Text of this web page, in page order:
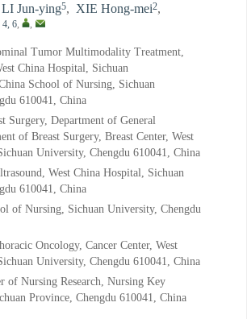
LI Jun-ying5, XIE Hong-mei2,
4, 6, ,
Tumor Multimodality Treatment,
China Hospital, Sichuan
School of Nursing, Sichuan
610041, China
Surgery, Department of General
of Breast Surgery, Breast Center, West
University, Chengdu 610041, China
West China Hospital, Sichuan
610041, China
of Nursing, Sichuan University, Chengdu
Oncology, Cancer Center, West
University, Chengdu 610041, China
of Nursing Research, Nursing Key
Province, Chengdu 610041, China